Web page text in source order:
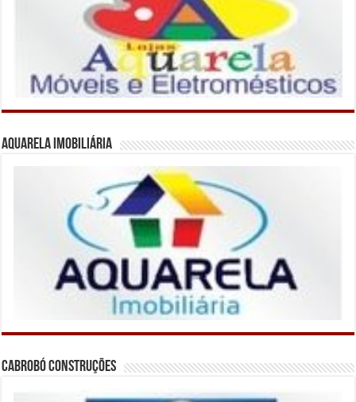
Aquarela Imobiliária
Cabrobó Construções